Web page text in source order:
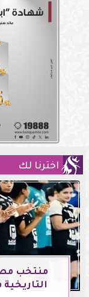
اخترنا لك
منتخب